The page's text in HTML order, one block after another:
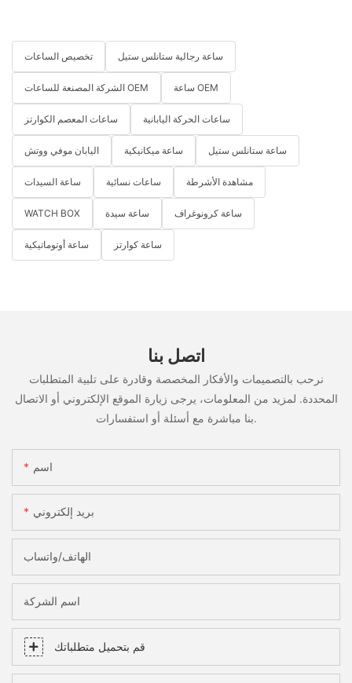
تخصيص الساعات ساعة رجالية ستانلس ستيل
الشركة المصنعة للساعات OEM ساعة OEM
ساعات المعصم الكوارتز ساعات الحركة اليابانية
اليابان موفي ووتش ساعة ميكانيكية ساعة ستانلس ستيل
ساعة السيدات ساعات نسائية مشاهدة الأشرطة
WATCH BOX ساعة سيدة ساعة كرونوغراف
ساعة أوتوماتيكية ساعة كوارتز
اتصل بنا
نرحب بالتصميمات والأفكار المخصصة وقادرة على تلبية المتطلبات
المحددة. لمزيد من المعلومات، يرجى زيارة الموقع الإلكتروني أو الاتصال
بنا مباشرة مع أسئلة أو استفسارات.
اسم
بريد إلكتروني
الهاتف/واتساب
اسم الشركة
قم بتحميل متطلباتك